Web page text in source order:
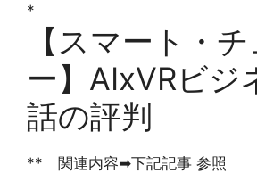
*
【スマート・
ー】AIxVRビジ
話の評判
** 関連内容➡下記記事 参照